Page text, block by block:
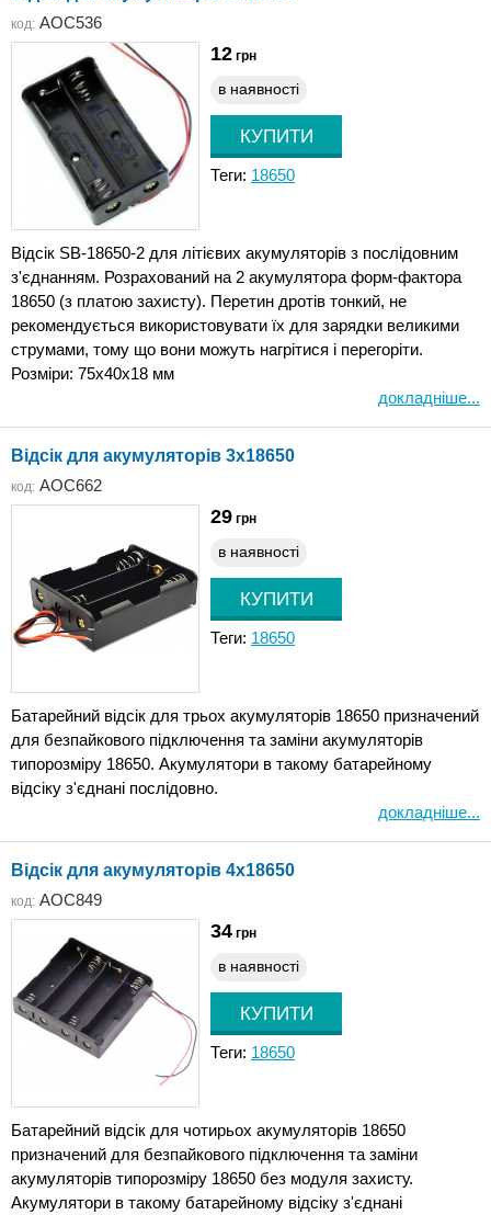
код: AOC536
12 грн
в наявності
Теги: 18650
Відсік SB-18650-2 для літієвих акумуляторів з послідовним
з'єднанням. Розрахований на 2 акумулятора форм-фактора
18650 (з платою захисту). Перетин дротів тонкий, не
рекомендується використовувати їх для зарядки великими
струмами, тому що вони можуть нагрітися і перегоріти.
Розміри: 75x40x18 мм
докладніше...
Відсік для акумуляторів 3x18650
код: AOC662
29 грн
в наявності
Теги: 18650
Батарейний відсік для трьох акумуляторів 18650 призначений
для безпайкового підключення та заміни акумуляторів
типорозміру 18650. Акумулятори в такому батарейному
відсіку з'єднані послідовно.
докладніше...
Відсік для акумуляторів 4x18650
код: AOC849
34 грн
в наявності
Теги: 18650
Батарейний відсік для чотирьох акумуляторів 18650
призначений для безпайкового підключення та заміни
акумуляторів типорозміру 18650 без модуля захисту.
Акумулятори в такому батарейному відсіку з'єднані